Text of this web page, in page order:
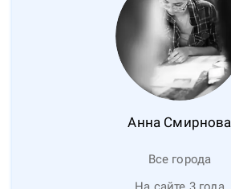
Анна Смирнова
Все города